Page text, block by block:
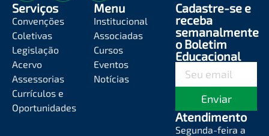
Serviços
Convenções
Coletivas
Legislação
Acervo
Assessorias
Currículos e
Oportunidades
Menu
Institucional
Associadas
Cursos
Eventos
Notícias
Cadastre-se e
receba
semanalmente
o Boletim
Educacional
Enviar
Atendimento
Segunda-feira a